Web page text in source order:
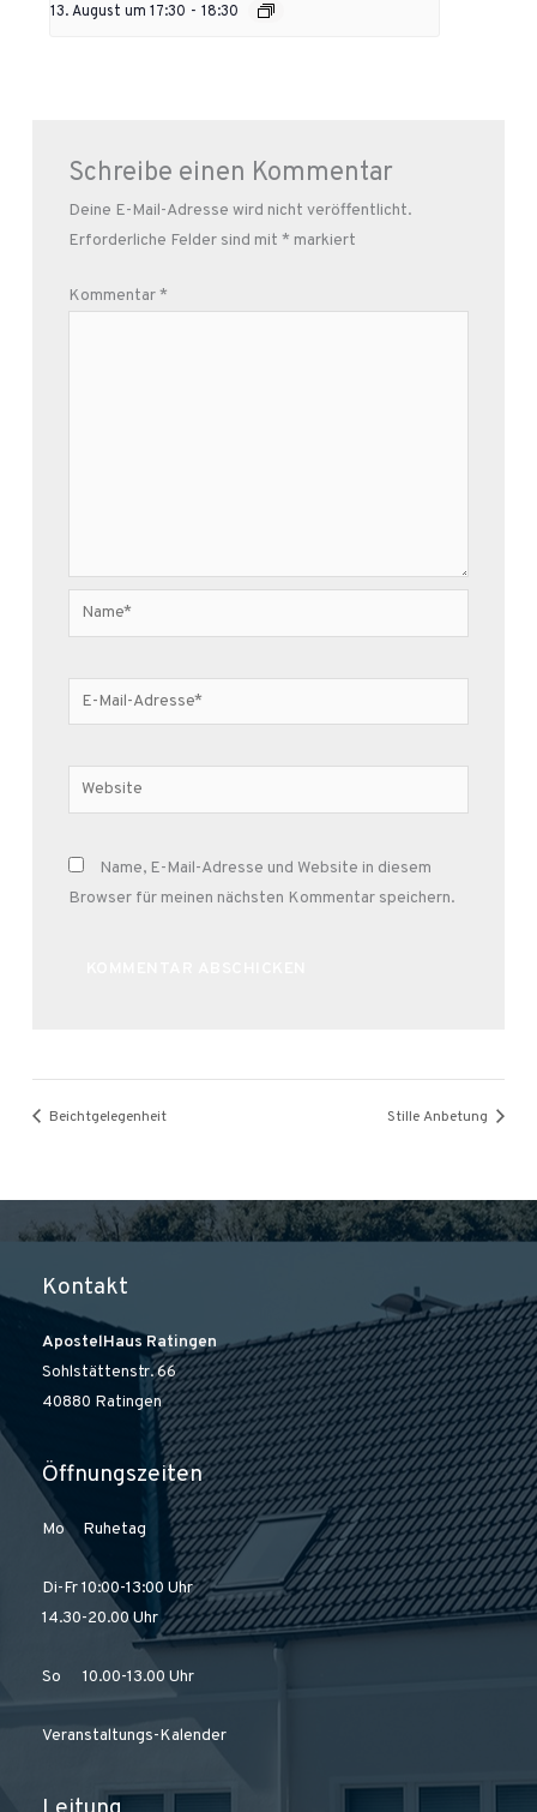
13. August um 17:30 - 18:30
Schreibe einen Kommentar
Deine E-Mail-Adresse wird nicht veröffentlicht.
Erforderliche Felder sind mit * markiert
Kommentar*
Name*
E-
Mail-
Website
Name, E-Mail-Adresse und Website in diesem
Browser für meinen nächsten Kommentar speichern.
Beichtgelegenheit Stille Anbetung
Kontakt
ApostelHaus Ratingen
Sohlstättenstr. 66
40880 Ratingen
Öffnungszeiten
Mo Ruhetag
Di-Fr 10:00-13:00 Uhr
14.30-20.00 Uhr
So 10.00-13.00 Uhr
Veranstaltungs-Kalender